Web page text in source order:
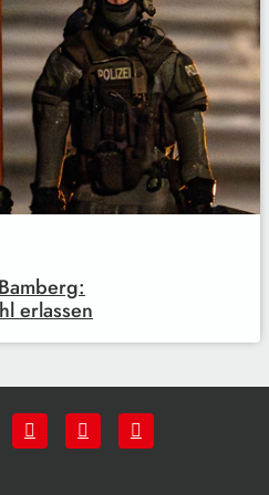
erlassen